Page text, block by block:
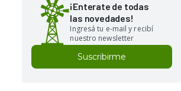
¡Enterate de todas
las novedades!
Ingresá tu e-mail y recibí
nuestro newsletter
Suscribirme